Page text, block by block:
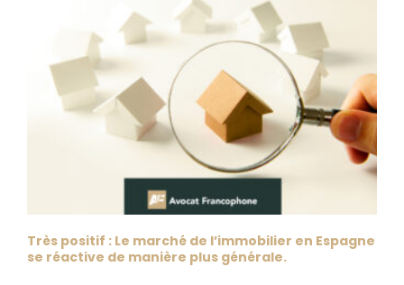
Très positif : Le marché de l’immobilier en Espagne
se réactive de manière plus générale.